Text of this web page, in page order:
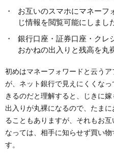
お互いのスマホにマネーフ
じ情報を閲覧可能にしまし
銀行口座・証券口座・クレ
おかねの出入りと残高を丸
初めはマネーフォワードと云う
が、ネット銀行で見えにくくな
きるのだと理解すると、じきに
出入りが丸裸になるので、たま
ることもありますが、それもお
なっては、相手に知らせず買い
す。